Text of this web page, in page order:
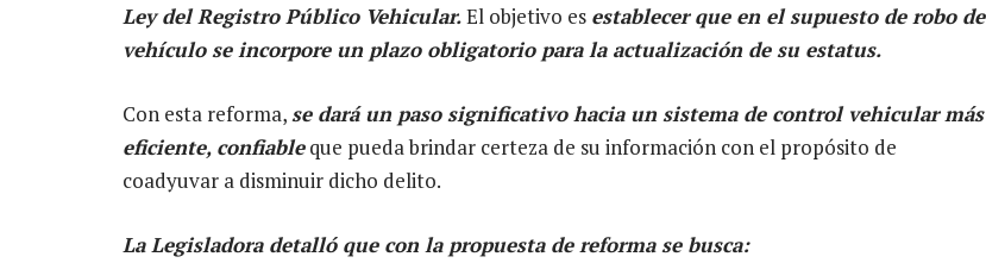
Ley del Registro Público Vehicular.El objetivo es establecer que en el supuesto de robo de
vehículo se incorpore un plazo obligatorio para la actualización de su estatus.
Con esta reforma,se dará un paso significativo hacia un sistema de control vehicular más
eficiente, confiableque pueda brindar certeza de su información con el propósito de
coadyuvar a disminuir dicho delito.
La Legisladora detalló que con la propuesta de reforma se busca: